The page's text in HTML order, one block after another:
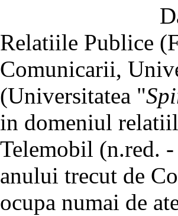
Relatiile Publice
Comunicarii,
(Universitatea "
in domeniul
Telemobil (n.red.
anului trecut de
ocupa numai de